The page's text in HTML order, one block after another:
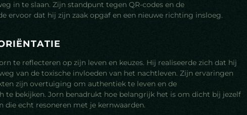
in te slaan. Zijn standpunt tegen QR-codes en de
ervoor dat hij zijn zaak opgaf en een nieuwe richting insloeg.
RIËNTATIE
te reflecteren op zijn leven en keuzes. Hij realiseerde zich dat hij
van de toxische invloeden van het nachtleven. Zijn ervaringen
zijn overtuiging om authentiek te leven en de
te bekijken. Jorn benadrukt hoe belangrijk het is om dicht bij jezelf
die echt resoneren met je kernwaarden.